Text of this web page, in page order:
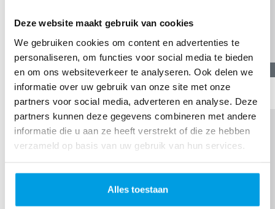
Deze website maakt gebruik van cookies
We gebruiken cookies om content en advertenties te
personaliseren, om functies voor social media te bieden
en om ons websiteverkeer te analyseren. Ook delen we
informatie over uw gebruik van onze site met onze
partners voor social media, adverteren en analyse. Deze
partners kunnen deze gegevens combineren met andere
informatie die u aan ze heeft verstrekt of die ze hebben
verzameld op basis van uw gebruik van hun services.
Alles toestaan
10,89
Marline Van Gemeren